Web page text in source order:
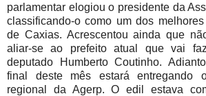
parlamentar elogiou o presidente da
classificando-o como um dos
de Caxias. Acrescentou ainda que
aliar-se ao prefeito atual que vai
deputado Humberto Coutinho.
final deste mês estará entregando
regional da Agerp. O edil estava